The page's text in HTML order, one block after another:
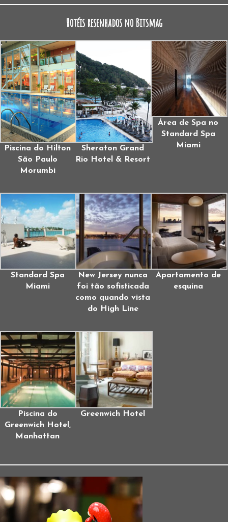
Hotéis resenhados no Bitsmag
Piscina do Hilton
São Paulo
Morumbi
Sheraton Grand
Rio Hotel & Resort
Área de Spa no
Standard Spa
Miami
Standard Spa
Miami
New Jersey nunca
foi tão sofisticada
como quando vista
do High Line
Apartamento de
esquina
Piscina do
Greenwich Hotel,
Manhattan
Greenwich Hotel